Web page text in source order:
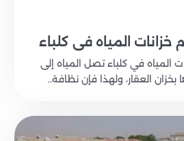
المياه في كلباء
المياه في كلباء تصل المياه إلى
بخزان العقار، ولهذا فإن نظافة..